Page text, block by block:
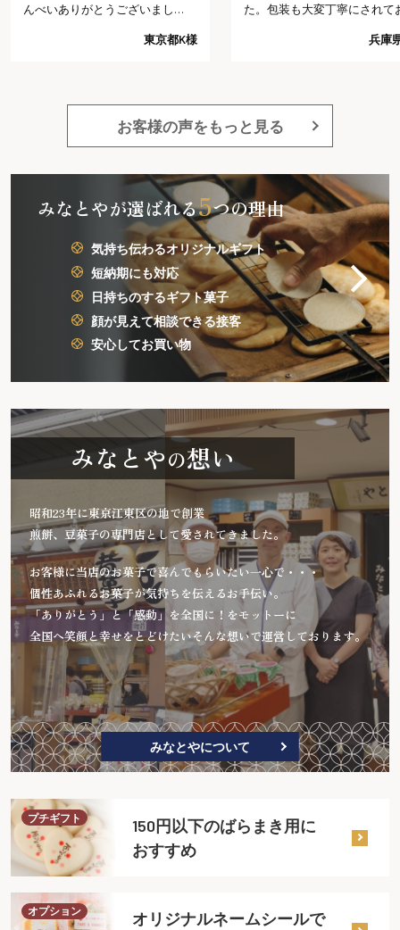
た。包装も大変丁寧にされてお
では、これ以上は望めないだろ
兵庫県I様
言っていただけました。以前
いしたのですが、物だけでな
大勢の人にあげたので、金額
かなりかかったので、もう少
神奈川
お客様の声をもっと見る
みなとやが選ばれる5つの理由
気持ち伝わるオリジナルギフト
短納期にも対応
日持ちのするギフト菓子
顔が見えて相談できる接客
安心してお買い物
みなとやの想い
昭和23年に東京江東区の地で創業
煎餅、豆菓子の専門店として愛されてきました。
お客様に当店のお菓子で喜んでもらいたい一心で・・・
個性あふれるお菓子が気持ちを伝えるお手伝い。
「ありがとう」と「感動」を全国に！をモットーに
全国へ笑顔と幸せをとどけたいそんな想いで運営しております。
みなとやについて
プチギフト
150円以下のばらまき用に
おすすめ
オプション
オリジナルネームシールで